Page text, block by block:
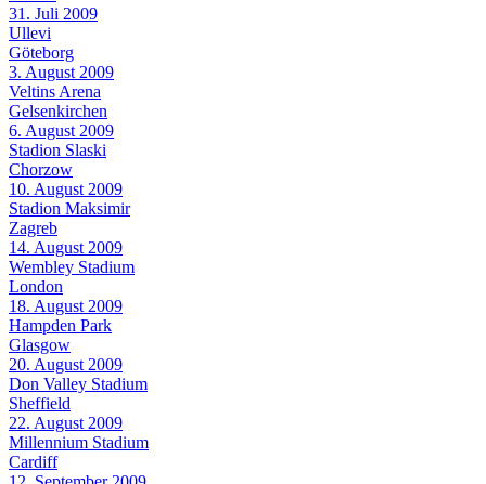
31. Juli 2009
Ullevi
Göteborg
3. August 2009
Veltins Arena
Gelsenkirchen
6. August 2009
Stadion Slaski
Chorzow
10. August 2009
Stadion Maksimir
Zagreb
14. August 2009
Wembley Stadium
London
18. August 2009
Hampden Park
Glasgow
20. August 2009
Don Valley Stadium
Sheffield
22. August 2009
Millennium Stadium
Cardiff